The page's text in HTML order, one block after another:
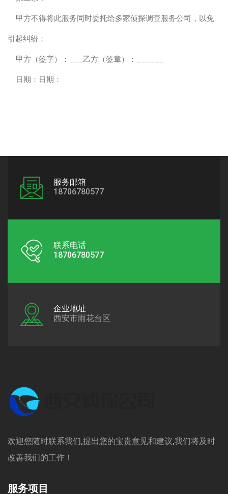
甲方不得将此服务同时委托给多家侦探调查服务公司，以免
引起纠纷；
甲方（签字）：___乙方（签章）：______
日期：日期：
服务邮箱
18706780577
联系电话
18706780577
企业地址
西安市雨花台区
欢迎您随时联系我们,提出您的宝贵意见和建议,我们将及时
改善我们的工作！
服务项目